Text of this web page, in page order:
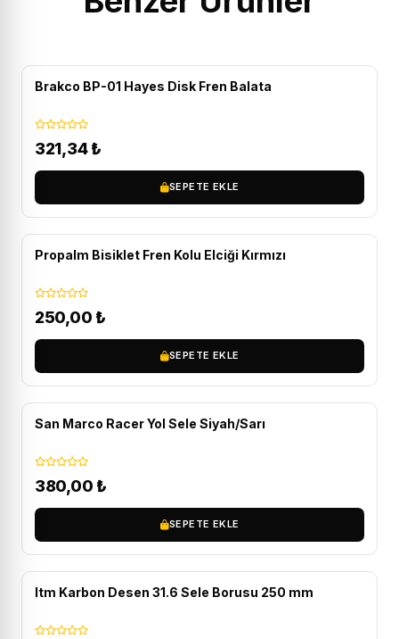
Brakco BP-01 Hayes Disk Fren Balata
321,34₺
SEPETE EKLE
Propalm Bisiklet Fren Kolu Elciği Kırmızı
250,00 ₺
SEPETE EKLE
San Marco Racer Yol Sele Siyah/Sarı
380,00 ₺
SEPETE EKLE
Itm Karbon Desen 31.6 Sele Borusu 250 mm